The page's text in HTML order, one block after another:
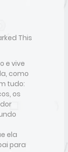
This
e vive
como
tudo:
os
ela
para